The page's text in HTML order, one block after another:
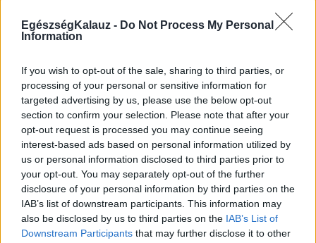
EgészségKalauz - Do Not Process My Personal
Information
If you wish to opt-out of the sale, sharing to third parties, or
processing of your personal or sensitive information for
targeted advertising by us, please use the below opt-out
section to confirm your selection. Please note that after your
opt-out request is processed you may continue seeing
interest-based ads based on personal information utilized by
us or personal information disclosed to third parties prior to
your opt-out. You may separately opt-out of the further
disclosure of your personal information by third parties on the
IAB’s list of downstream participants. This information may
also be disclosed by us to third parties on the IAB’s List of
Downstream Participants that may further disclose it to other
Kezelés
Életmódváltás
Kutatás
Videók
Kisállatok egészsége
#allergia #influenza#cukorbetegség
#orvosmeteorológia#vérnyomás #stroke#rákbetegség
#pajzsmirigy#reflux#ekcéma#herpesz
Regisztráció
Életmentés